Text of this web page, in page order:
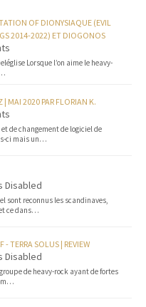
OF DIONYSIAQUE (EVIL
2014-2022) ET DIOGONOS
Lorsque l’on aime le heavy-
| MAI 2020 PAR FLORIAN K.
de changement de logiciel de
ci mais un…
Disabled
sont reconnus les scandinaves,
ce dans…
TERRA SOLUS | REVIEW
Disabled
de heavy-rock ayant de fortes